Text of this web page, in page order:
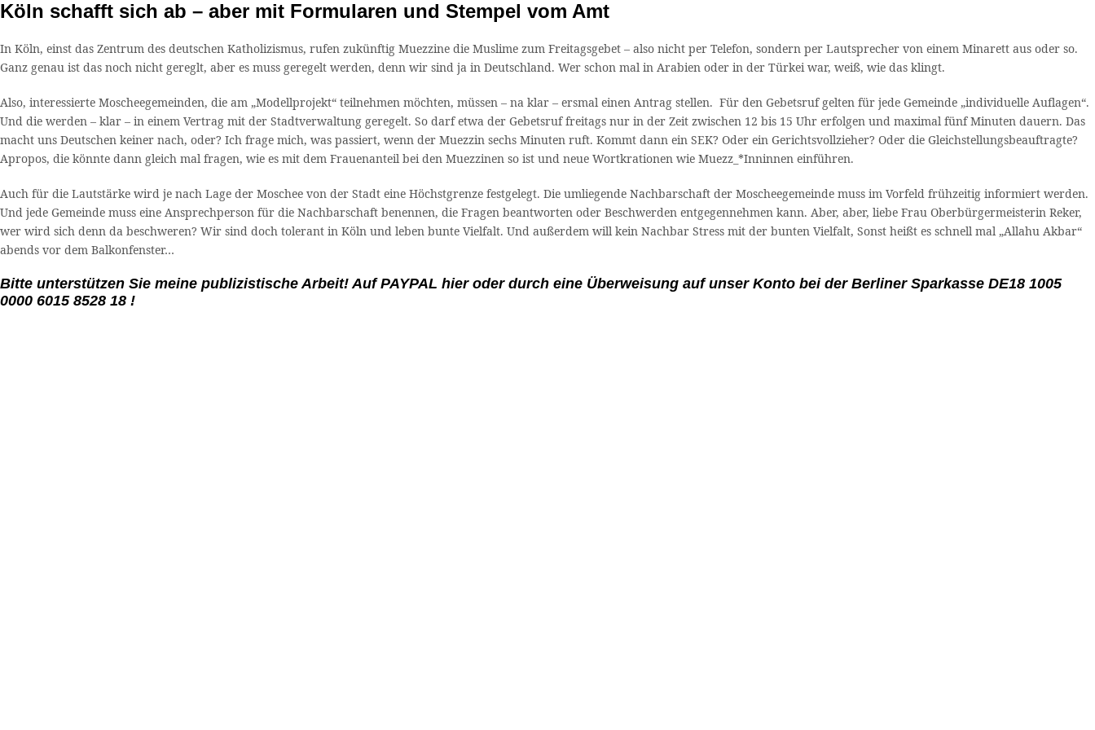
Köln schafft sich ab – aber mit Formularen und Stempel vom Amt
In Köln, einst das Zentrum des deutschen Katholizismus, rufen zukünftig Muezzine die Muslime zum Freitagsgebet – also nicht per Telefon, sondern per Lautsprecher von einem Minarett aus oder so.
Ganz genau ist das noch nicht gereglt, aber es muss geregelt werden, denn wir sind ja in Deutschland. Wer schon mal in Arabien oder in der Türkei war, weiß, wie das klingt.
Also, interessierte Moscheegemeinden, die am „Modellprojekt“ teilnehmen möchten, müssen – na klar – ersmal einen Antrag stellen. Für den Gebetsruf gelten für jede Gemeinde „individuelle Auflagen“.
Und die werden – klar – in einem Vertrag mit der Stadtverwaltung geregelt. So darf etwa der Gebetsruf freitags nur in der Zeit zwischen 12 bis 15 Uhr erfolgen und maximal fünf Minuten dauern. Das
macht uns Deutschen keiner nach, oder? Ich frage mich, was passiert, wenn der Muezzin sechs Minuten ruft. Kommt dann ein SEK? Oder ein Gerichtsvollzieher? Oder die Gleichstellungsbeauftragte?
Apropos, die könnte dann gleich mal fragen, wie es mit dem Frauenanteil bei den Muezzinen so ist und neue Wortkrationen wie Muezz_*Inninnen einführen.
Auch für die Lautstärke wird je nach Lage der Moschee von der Stadt eine Höchstgrenze festgelegt. Die umliegende Nachbarschaft der Moscheegemeinde muss im Vorfeld frühzeitig informiert werden.
Und jede Gemeinde muss eine Ansprechperson für die Nachbarschaft benennen, die Fragen beantworten oder Beschwerden entgegennehmen kann. Aber, aber, liebe Frau Oberbürgermeisterin Reker,
wer wird sich denn da beschweren? Wir sind doch tolerant in Köln und leben bunte Vielfalt. Und außerdem will kein Nachbar Stress mit der bunten Vielfalt, Sonst heißt es schnell mal „Allahu Akbar“
abends vor dem Balkonfenster…
Bitte unterstützen Sie meine publizistische Arbeit! Auf PAYPAL hier oder durch eine Überweisung auf unser Konto bei der Berliner Sparkasse DE18 1005
0000 6015 8528 18 !